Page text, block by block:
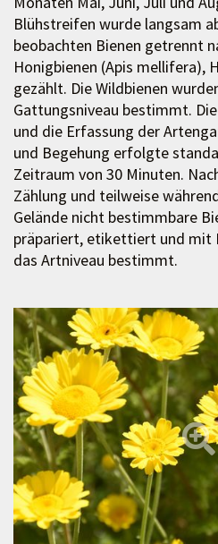
Blühstreifen wurde langsam
beobachten Bienen getrennt
Honigbienen (Apis mellifera),
gezählt. Die Wildbienen
Gattungsniveau bestimmt.
und die Erfassung der
und Begehung erfolgte
Zeitraum von 30 Minuten.
Zählung und teilweise
Gelände nicht bestimmbare
präpariert, etikettiert und mit
das Artniveau bestimmt.